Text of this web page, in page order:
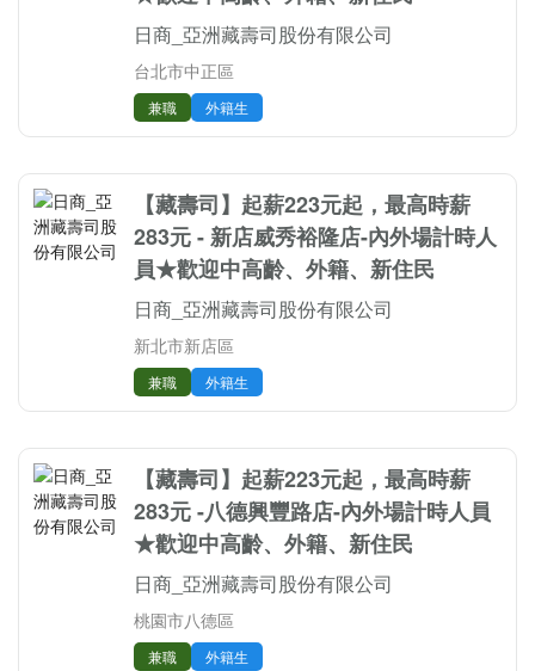
日商_亞洲藏壽司股份有限公司
台北市中正區
兼職 外籍生
【藏壽司】起薪223元起，最高時薪
283元 - 新店威秀裕隆店-內外場計時人
員★歡迎中高齡、外籍、新住民
日商_亞洲藏壽司股份有限公司
新北市新店區
兼職 外籍生
【藏壽司】起薪223元起，最高時薪
283元 -八德興豐路店-內外場計時人員
★歡迎中高齡、外籍、新住民
日商_亞洲藏壽司股份有限公司
桃園市八德區
兼職 外籍生